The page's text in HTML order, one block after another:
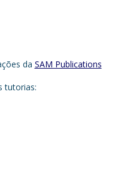
da SAM Publications
tutorias: